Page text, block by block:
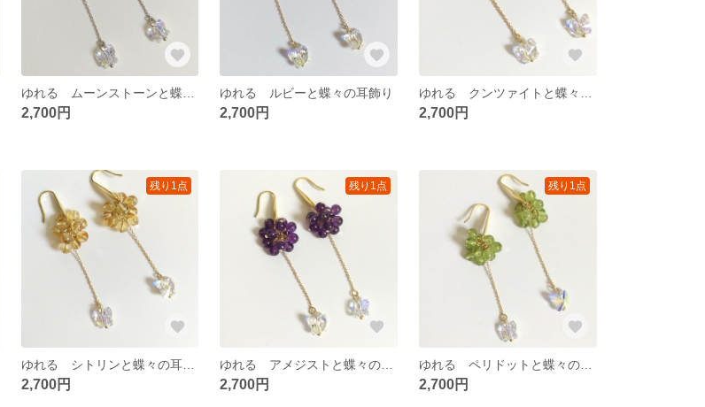
2,700円
ゆれる ルビーと蝶々の耳飾り
2,700円 2,700円
残り1点
ゆれる シトリンと蝶々の耳飾り
2,700円
残り1点
2,700円
残り1点
2,700円